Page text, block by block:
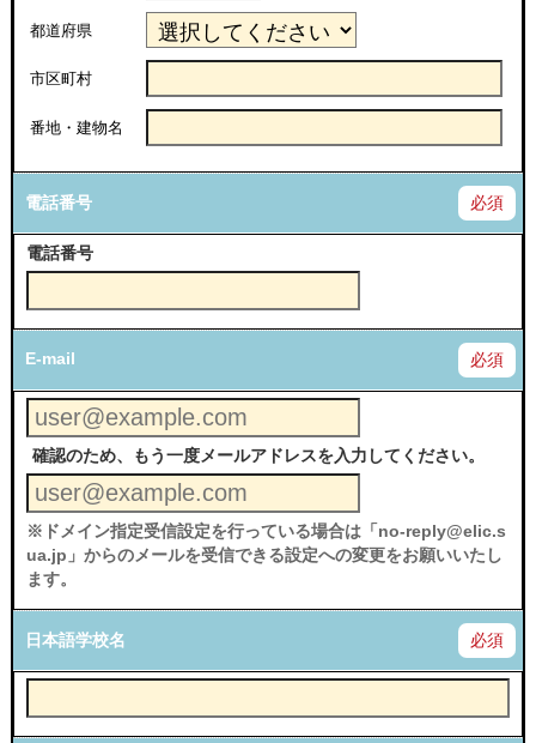
都道府県
市区町村
番地・建物名
電話番号 必須
電話番号
E-mail 必須
確認のため、もう一度メールアドレスを入力してください。
※ドメイン指定受信設定を行っている場合は「no-reply@elic.s
ua.jp」からのメールを受信できる設定への変更をお願いいたし
ます。
日本語学校名 必須